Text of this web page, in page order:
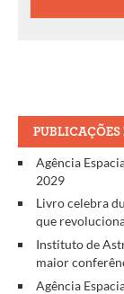
PUBLICAÇÕES
Agência
2029
Livro celebra
que
Instituto de
maior
Agência